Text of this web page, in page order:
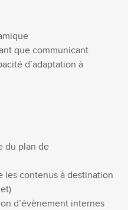
que communicant
d’adaptation à
du plan de
les contenus à destination
d’évènement internes